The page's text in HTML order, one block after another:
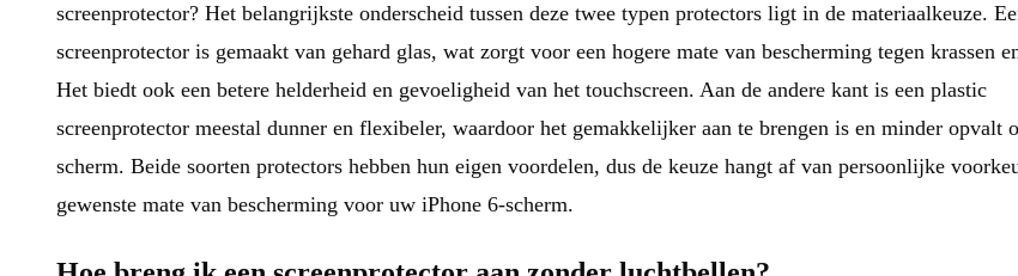
screenprotector? Het belangrijkste onderscheid tussen deze twee typen protectors ligt in de materiaalkeuze.
screenprotector is gemaakt van gehard glas, wat zorgt voor een hogere mate van bescherming tegen krassen
Het biedt ook een betere helderheid en gevoeligheid van het touchscreen. Aan de andere kant is een plastic
screenprotector meestal dunner en flexibeler, waardoor het gemakkelijker aan te brengen is en minder opvalt
scherm. Beide soorten protectors hebben hun eigen voordelen, dus de keuze hangt af van persoonlijke
gewenste mate van bescherming voor uw iPhone 6-scherm.